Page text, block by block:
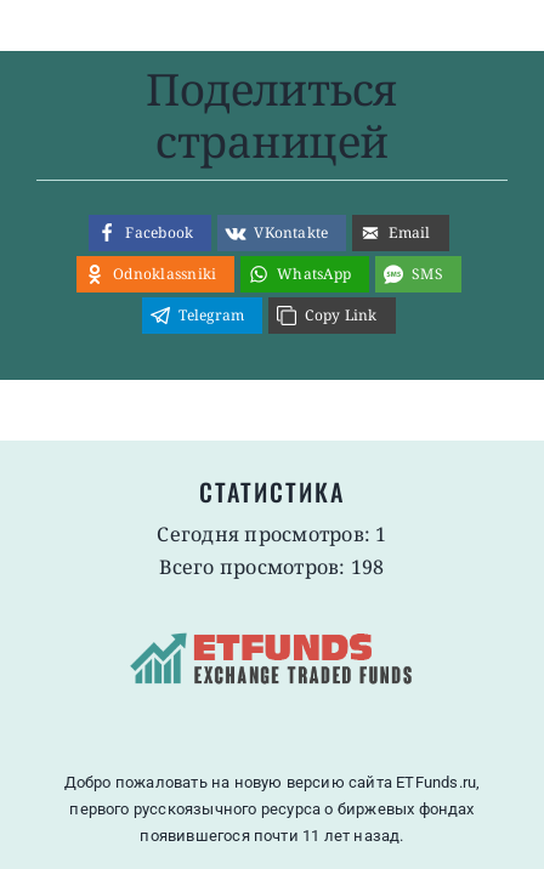
Поделиться
страницей
Facebook VKontakte
Email
Odnoklassniki
WhatsApp
SMS
Telegram
Copy Link
СТАТИСТИКА
Сегодня просмотров: 1
Всего просмотров: 198
Добро пожаловать на новую версию сайта ETFunds.ru,
первого русскоязычного ресурса о биржевых фондах
появившегося почти 11 лет назад.